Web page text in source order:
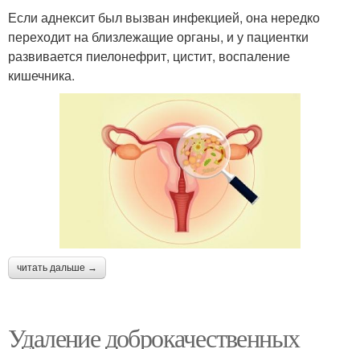
Если аднексит был вызван инфекцией, она нередко
переходит на близлежащие органы, и у пациентки
развивается пиелонефрит, цистит, воспаление
кишечника.
читать дальше →
Удаление доброкачественных